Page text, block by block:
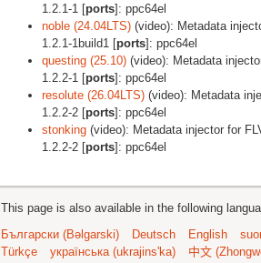
1.2.1-1 [ports]: ppc64el
noble (24.04LTS) (video): Metadata
1.2.1-1build1 [ports]: ppc64el
questing (25.10) (video): Metadata
1.2.2-1 [ports]: ppc64el
resolute (26.04LTS) (video): Metadata
1.2.2-2 [ports]: ppc64el
stonking (video): Metadata injector for
1.2.2-2 [ports]: ppc64el
This page is also available in the following
Български (Bəlgarski)
Deutsch English
Türkçe
українська (ukrajins'ka) 中文